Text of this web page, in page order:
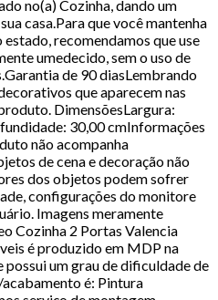
no(a) Cozinha, dando um
casa.Para que você mantenha
recomendamos que use
umedecido, sem o uso de
de 90 diasLembrando
que aparecem nas
DimensõesLargura:
30,00 cmInformações
não acompanha
de cena e decoração não
dos objetos podem sofrer
configurações do monitore
Imagens meramente
Cozinha 2 Portas Valencia
é produzido em MDP na
um grau de dificuldade de
é: Pintura